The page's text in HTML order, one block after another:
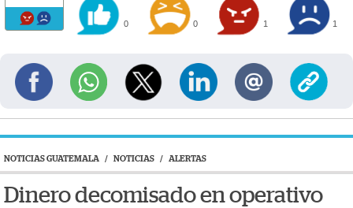
0 0 1 1
NOTICIAS GUATEMALA / NOTICIAS / ALERTAS
Dinero decomisado en operativo